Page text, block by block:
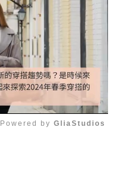
Powered by GliaStudios